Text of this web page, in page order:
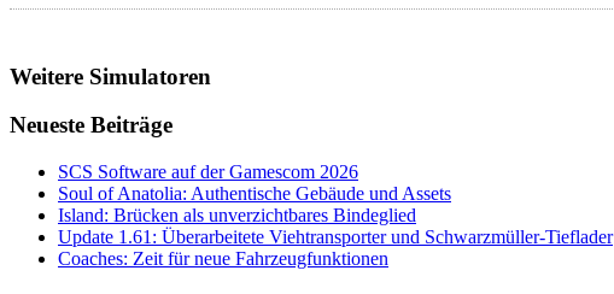
Weitere Simulatoren
Neueste Beiträge
SCS Software auf der Gamescom 2026
Soul of Anatolia: Authentische Gebäude und Assets
Island: Brücken als unverzichtbares Bindeglied
Update 1.61: Überarbeitete Viehtransporter und Schwarzmüller-Tieflader
Coaches: Zeit für neue Fahrzeugfunktionen